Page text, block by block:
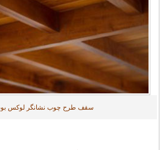
سقف طرح چوب نشانگر لوکس